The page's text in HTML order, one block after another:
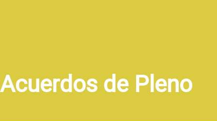
Acuerdos de Pleno